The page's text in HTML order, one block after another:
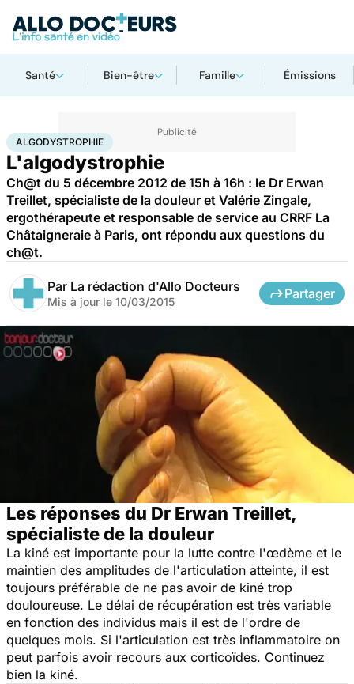
Santé Bien-être Famille Émissions
AccueilSantéAlgodystrophie
ALGODYSTROPHIE
L'algodystrophie
Ch@t du 5 décembre 2012 de 15h à 16h : le Dr Erwan
Treillet, spécialiste de la douleur et Valérie Zingale,
ergothérapeute et responsable de service au CRRF La
Châtaigneraie à Paris, ont répondu aux questions du
ch@t.
Par La rédaction d'Allo Docteurs
Mis à jour le 10/03/2015
Partager
Les réponses du Dr Erwan Treillet,
spécialiste de la douleur
La kiné est importante pour la lutte contre l'œdème et le
maintien des amplitudes de l'articulation atteinte, il est
toujours préférable de ne pas avoir de kiné trop
douloureuse. Le délai de récupération est très variable
en fonction des individus mais il est de l'ordre de
quelques mois. Si l'articulation est très inflammatoire on
peut parfois avoir recours aux corticoïdes. Continuez
bien la kiné.